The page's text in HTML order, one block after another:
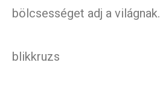
bölcsességet adj a világnak.
blikkruzs